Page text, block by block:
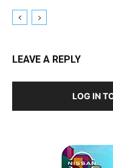
LEAVE A REPLY
LOG IN